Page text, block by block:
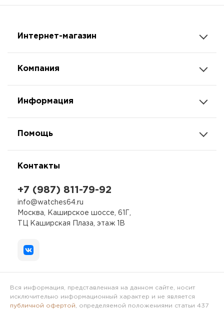
Интернет-магазин
Компания
Информация
Помощь
Контакты
+7 (987) 811-79-92
info@watches64.ru
Москва, Каширское шоссе, 61Г,
ТЦ Каширская Плаза, этаж 1В
Вся информация, представленная на данном сайте, носит
исключительно информационный характер и не является
публичной офертой , определяемой положениями статьи 437